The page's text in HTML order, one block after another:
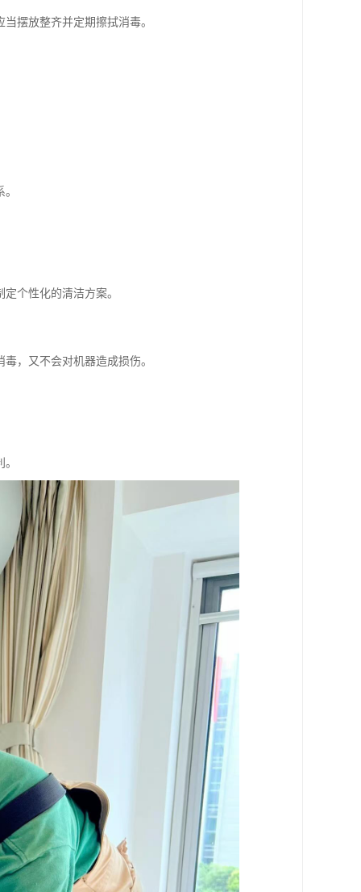
摆放整齐并定期擦拭消毒。
个性化的清洁方案。
，又不会对机器造成损伤。